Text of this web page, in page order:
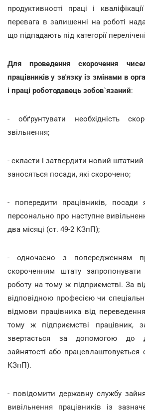
продуктивності праці і
перевага в залишенні на роботі
що підпадають під категорії
Для проведення скорочення
працівників у зв'язку із змінами в
і праці роботодавець зобов`язаний:
- обґрунтувати необхідність
звільнення;
- скласти і затвердити новий
заносяться посади, які скорочено;
- попередити працівників, посади
персонально про наступне
два місяці (ст. 49-2 КЗпП);
- одночасно з попередженням
скороченням штату запропонувати
роботу на тому ж підприємстві. За
відповідною професією чи
відмови працівника від
тому ж підприємстві працівник,
звертається за допомогою до
зайнятості або працевлаштовується
КЗпП).
- повідомити державну службу
вивільнення працівників із